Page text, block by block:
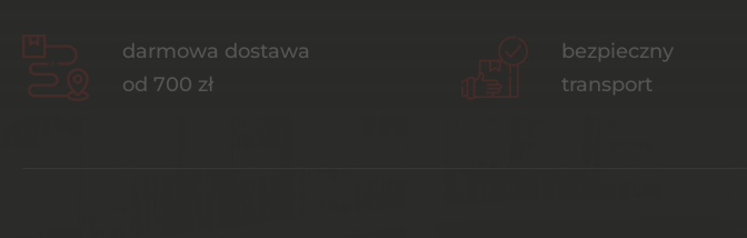
darmowa dostawa
od 700 zł
bezpieczny
transport